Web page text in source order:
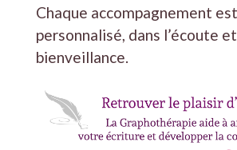
Chaque accompagnement est
personnalisé, dans l’écoute
bienveillance.